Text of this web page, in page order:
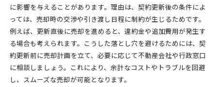
に影響を与えることがあります。理由は、契約更新後の条件によ
っては、売却時の交渉や引き渡し日程に制約が生じるためです。
例えば、更新直後に売却を進めると、違約金や追加費用が発生す
る場合も考えられます。こうした落とし穴を避けるためには、契
約更新前に売却計画を立て、必要に応じて不動産会社や行政窓口
に相談しましょう。これにより、余計なコストやトラブルを回避
し、スムーズな売却が可能となります。